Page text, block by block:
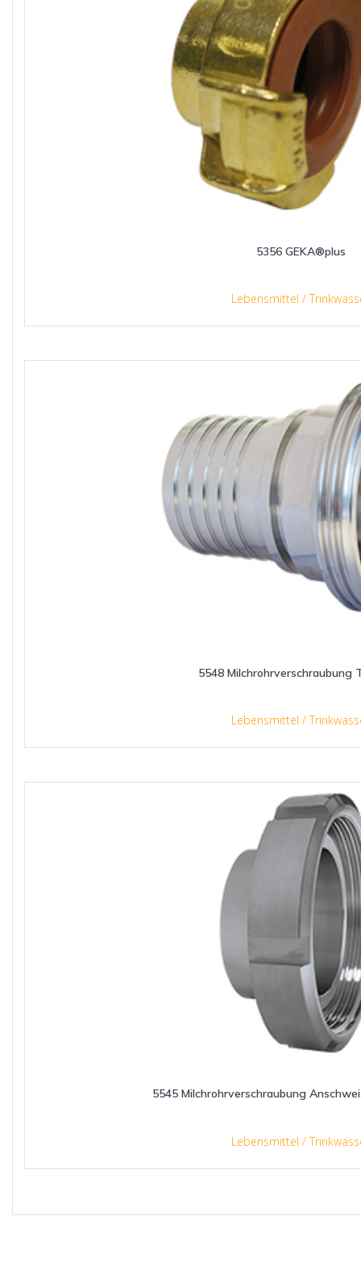
5356 GEKA®plus
Lebensmittel /
5548 Milchrohrverschraubung
Lebensmittel /
5545 Milchrohrverschraubung
Lebensmittel /